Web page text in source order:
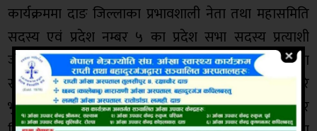
कार्यक्रममा दाङ जिल्लाका प्रभावशाली नेता तथा महासमिति
सदस्य एवं प्रदेश नम्बर ५ का प्रदेश सभा सदस्य प्रत्याशी
जानकीलाल बस्नेत ,नेपाली काङ्ग्रेस क्षेत्र नम्बर १ प्रदेश(क)का
सभापति तारा बहादुर डिसी,जिल्ला कमिटी सदस्य हरि
भुसाल,राप्ती गाउँपालिका वडा नम्बर २का प्रत्याशी उम्मेदवार